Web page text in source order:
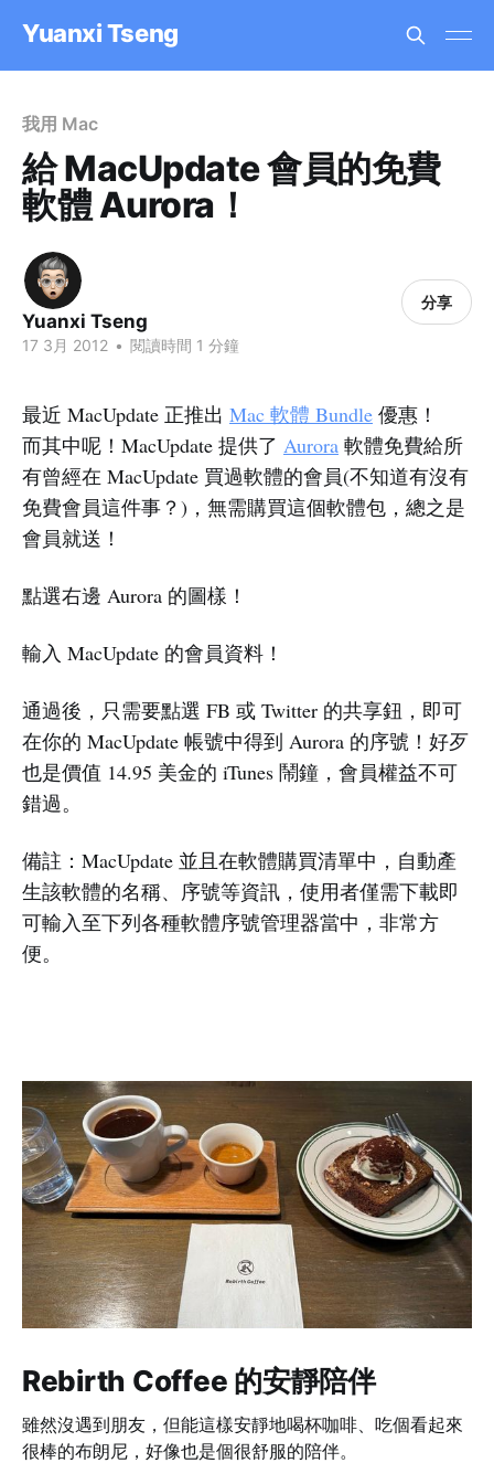
Yuanxi Tseng
我用 Mac
給 MacUpdate 會員的免費
軟體 Aurora！
Yuanxi Tseng
17 3月 2012 • 閱讀時間 1 分鐘
分享
最近 MacUpdate 正推出 Mac 軟體 Bundle 優惠！
而其中呢！MacUpdate 提供了 Aurora 軟體免費給所
有曾經在 MacUpdate 買過軟體的會員(不知道有沒有
免費會員這件事？)，無需購買這個軟體包，總之是
會員就送！
點選右邊 Aurora 的圖樣！
輸入 MacUpdate 的會員資料！
通過後，只需要點選 FB 或 Twitter 的共享鈕，即可
在你的 MacUpdate 帳號中得到 Aurora 的序號！好歹
也是價值 14.95 美金的 iTunes 鬧鐘，會員權益不可
錯過。
備註：MacUpdate 並且在軟體購買清單中，自動產
生該軟體的名稱、序號等資訊，使用者僅需下載即
可輸入至下列各種軟體序號管理器當中，非常方
便。
Rebirth Coffee 的安靜陪伴
雖然沒遇到朋友，但能這樣安靜地喝杯咖啡、吃個看起來
很棒的布朗尼，好像也是個很舒服的陪伴。